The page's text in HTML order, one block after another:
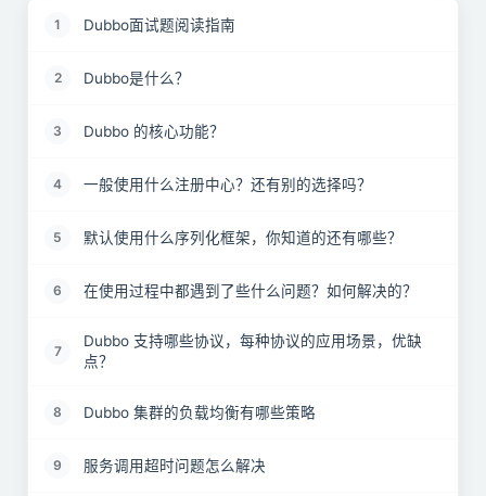
1 Dubbo面试题阅读指南
2 Dubbo是什么？
3 Dubbo 的核心功能？
4 一般使用什么注册中心？还有别的选择吗？
5 默认使用什么序列化框架，你知道的还有哪些？
6 在使用过程中都遇到了些什么问题？如何解决的？
7
Dubbo 支持哪些协议，每种协议的应用场景，优缺
点？
8 Dubbo 集群的负载均衡有哪些策略
9 服务调用超时问题怎么解决